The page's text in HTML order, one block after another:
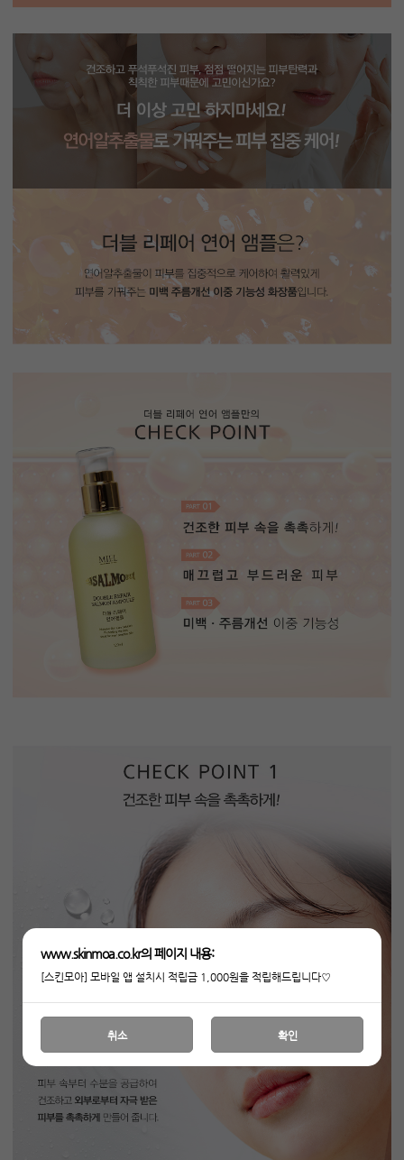
www.skinmoa.co.kr의 페이지 내용:
[스킨모아] 모바일 앱 설치시 적립금 1,000원을 적립해드립니다♡
취소 확인